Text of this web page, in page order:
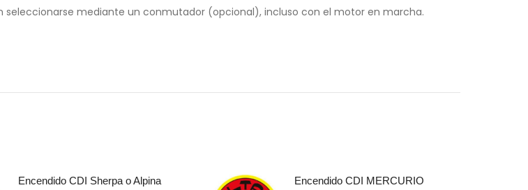
seleccionarse mediante un conmutador (opcional), incluso con el motor en marcha.
Encendido CDI Sherpa o Alpina
Encendido CDI MERCURIO